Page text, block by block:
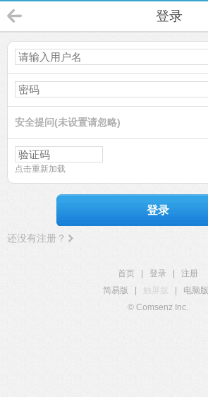
登录
安全提问(未设置请忽略)
点击重新加载
登录
还没有注册？
首页 登录
注册
简易版
触屏版 电脑版
© Comsenz Inc.